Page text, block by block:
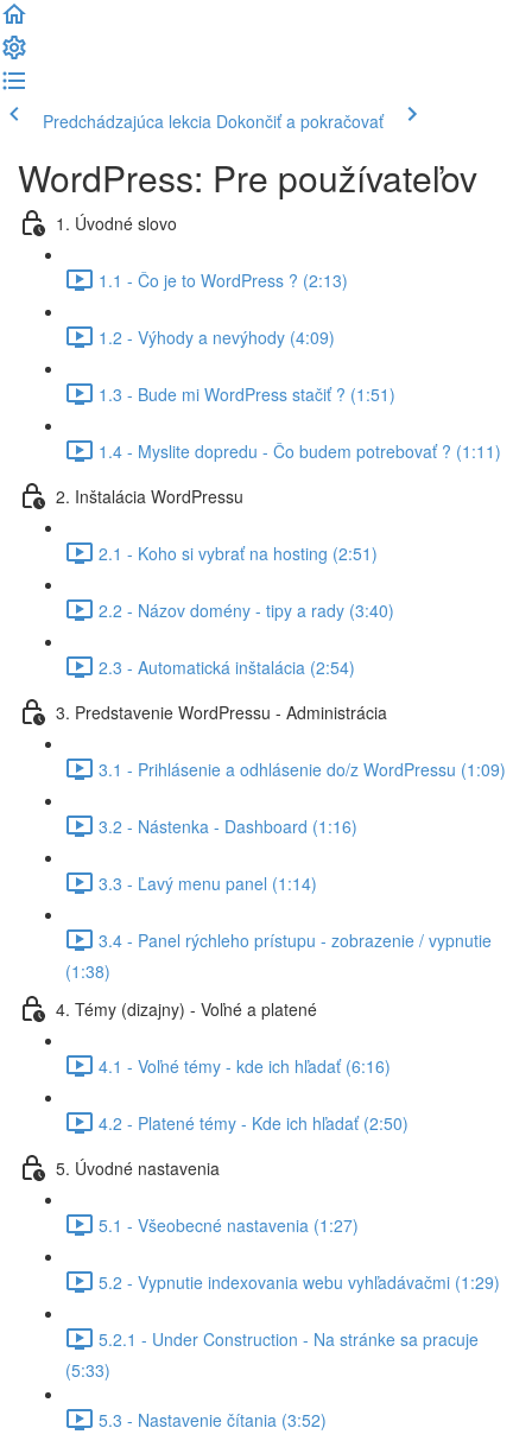
Predchádzajúca lekcia Dokončiť a pokračovať
WordPress: Pre používateľov
1. Úvodné slovo
1.1 - Čo je to WordPress ? (2:13)
1.2 - Výhody a nevýhody (4:09)
1.3 - Bude mi WordPress stačiť ? (1:51)
1.4 - Myslite dopredu - Čo budem potrebovať ? (1:11)
2. Inštalácia WordPressu
2.1 - Koho si vybrať na hosting (2:51)
2.2 - Názov domény - tipy a rady (3:40)
2.3 - Automatická inštalácia (2:54)
3. Predstavenie WordPressu - Administrácia
3.1 - Prihlásenie a odhlásenie do/z WordPressu (1:09)
3.2 - Nástenka - Dashboard (1:16)
3.3 - Ľavý menu panel (1:14)
3.4 - Panel rýchleho prístupu - zobrazenie / vypnutie
(1:38)
4. Témy (dizajny) - Voľné a platené
4.1 - Voľné témy - kde ich hľadať (6:16)
4.2 - Platené témy - Kde ich hľadať (2:50)
5. Úvodné nastavenia
5.1 - Všeobecné nastavenia (1:27)
5.2 - Vypnutie indexovania webu vyhľadávačmi (1:29)
5.2.1 - Under Construction - Na stránke sa pracuje
(5:33)
5.3 - Nastavenie čítania (3:52)